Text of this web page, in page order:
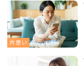
片思い